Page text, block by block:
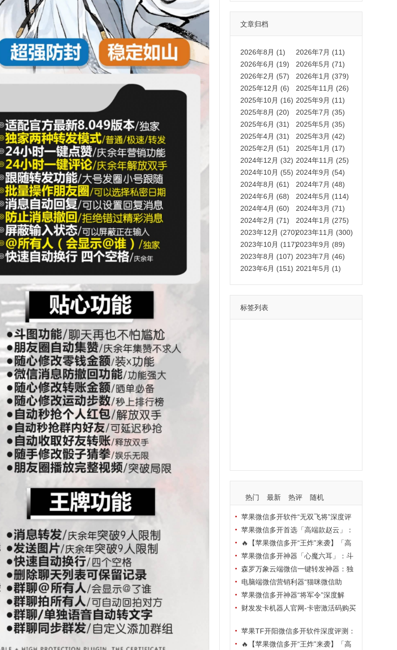
文章归档
2026年8月 (1)
2026年7月 (11)
2026年6月 (19)
2026年5月 (71)
2026年2月 (57)
2026年1月 (379)
2025年12月 (6)
2025年11月 (26)
2025年10月 (16) 2025年9月 (11)
2025年8月 (20)
2025年7月 (35)
2025年6月 (31)
2025年5月 (35)
2025年4月 (31)
2025年3月 (42)
2025年2月 (51)
2025年1月 (17)
2024年12月 (32) 2024年11月 (25)
2024年10月 (55) 2024年9月 (54)
2024年8月 (61)
2024年7月 (48)
2024年6月 (68)
2024年5月 (114)
2024年4月 (60)
2024年3月 (71)
2024年2月 (71)
2024年1月 (275)
2023年12月 (270)2023年11月 (300)
2023年10月 (117)2023年9月 (89)
2023年8月 (107) 2023年7月 (46)
2023年6月 (151) 2021年5月 (1)
标签列表
热门 最新 热评 随机
苹果微信多开软件“无双飞将”深度评
测：TF正式码+7天退换，拍拍卡激活
码商城正品保障
苹果微信多开首选「高端款赵云」：
TF正式码+斗战神8073包，7天退换认
准拍拍卡激活码商城
🔥【苹果微信多开“王炸”来袭】「高
端地狱火」—— TF正式码+斗战神807
3包，7天退换，安全防封，多开自由触
手可及！
苹果微信多开神器「心魔六耳」：斗
战神8073包+7天退换，认准拍拍卡激
活码商城
森罗万象云端微信一键转发神器：独
家源码·安全防封·月卡季卡半年卡年卡
授权，7天无理由退换！
电脑端微信营销利器“猫咪微信助
手”深度评测：7大模块功能全解析，多
卡种授权灵活选
苹果微信多开神器“将军令”深度解
析：8073版本包+TF外侧码，微商营销
财发发卡机器人官网-卡密激活码购买
换苹果TF开阳微信多开软件深度评测：
凡尔赛8069包功能全解析，TestFlight
🔥【苹果微信多开“王炸”来袭】「高